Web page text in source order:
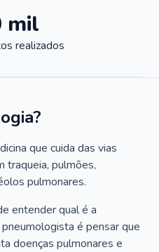
mil
realizados
que cuida das vias
traqueia, pulmões,
pulmonares.
entender qual é a
é pensar que
doenças pulmonares e